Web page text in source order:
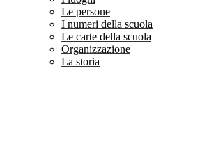
Le persone
I numeri della scuola
Le carte della scuola
Organizzazione
La storia